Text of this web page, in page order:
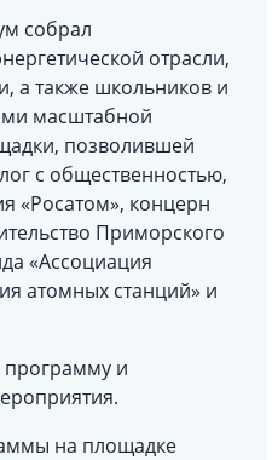
собрал
отрасли,
а также школьников и
масштабной
позволившей
с общественностью,
«Росатом», концерн
Приморского
«Ассоциация
атомных станций» и
и
на площадке